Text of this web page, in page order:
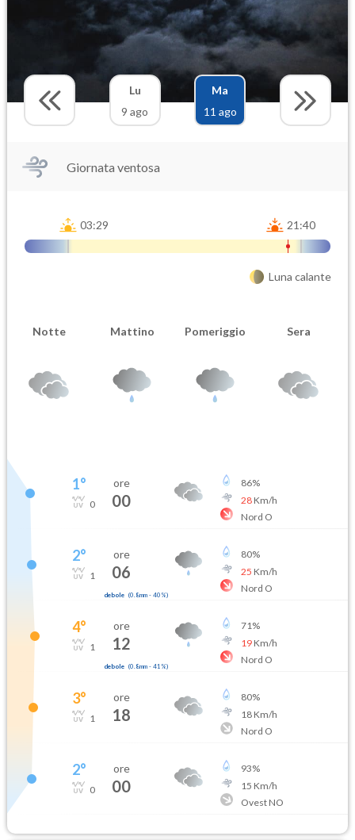
Lu
9 ago
Ma
11 ago
Giornata ventosa
03:29 21:40
Luna calante
Notte Mattino Pomeriggio Sera
1°
0
ore
00
86%
28Km/h
Nord O
2°
1
ore
06
debole (0.8mm- 40 %)
80%
25 Km/h
Nord O
4°
1
ore
12
debole (0.8mm- 41 %)
71%
19Km/h
Nord O
3°
1
ore
18
80%
18Km/h
Nord O
2°
0
ore
00
93%
15 Km/h
Ovest NO